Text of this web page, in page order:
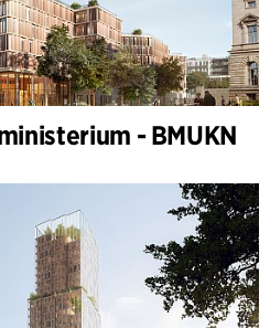
- BMUKN